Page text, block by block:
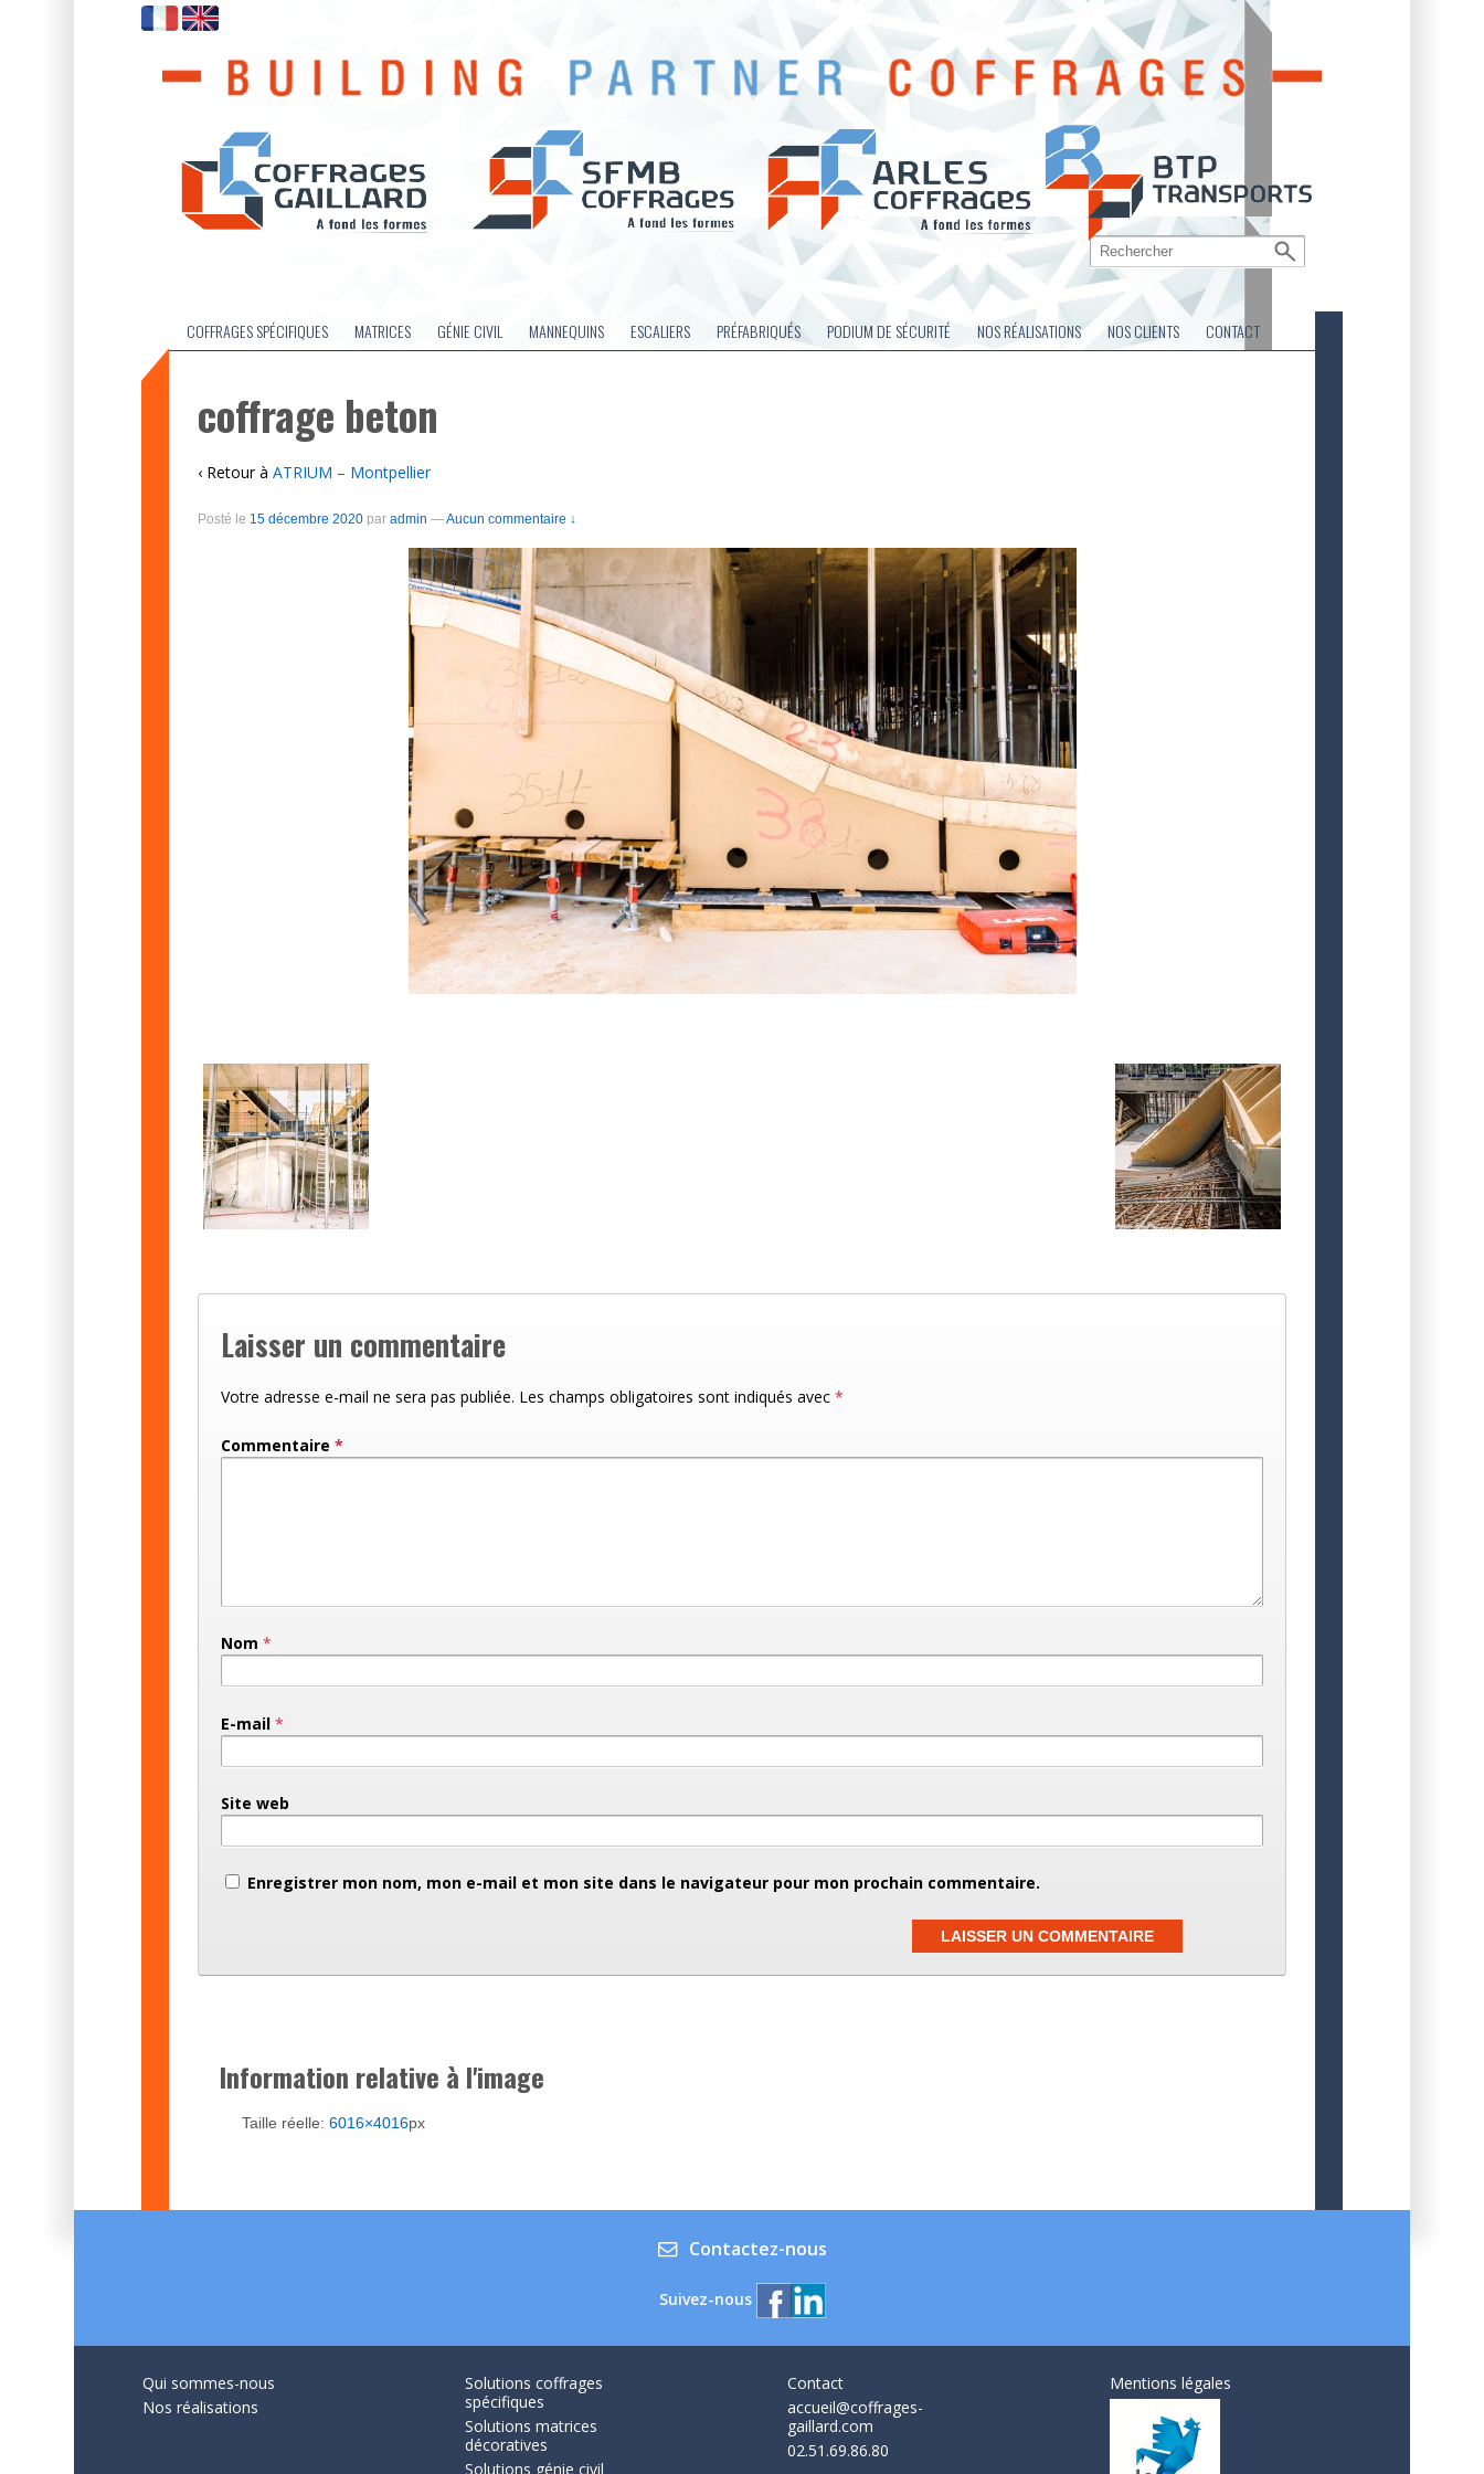
COFFRAGES SPÉCIFIQUES MATRICES GÉNIE CIVIL MANNEQUINS ESCALIERS PRÉFABRIQUÉS PODIUM DE SÉCURITÉ NOS RÉALISATIONS NOS CLIENTS CONTACT
coffrage beton
‹ Retour à ATRIUM – Montpellier
Posté le 15 décembre 2020par admin —Aucun commentaire ↓
Laisser un commentaire
Votre adresse e-mail ne sera pas publiée. Les champs obligatoires sont indiqués avec *
Commentaire *
Nom *
E-mail *
Site web
Enregistrer mon nom, mon e-mail et mon site dans le navigateur pour mon prochain commentaire.
Information relative à l'image
Taille réelle: 6016×4016px
Contactez-nous
Suivez-nous
Qui sommes-nous
Nos réalisations
Solutions coffrages
spécifiques
Solutions matrices
décoratives
Solutions génie civil
Contact
accueil@coffrages-
gaillard.com
02.51.69.86.80
Mentions légales